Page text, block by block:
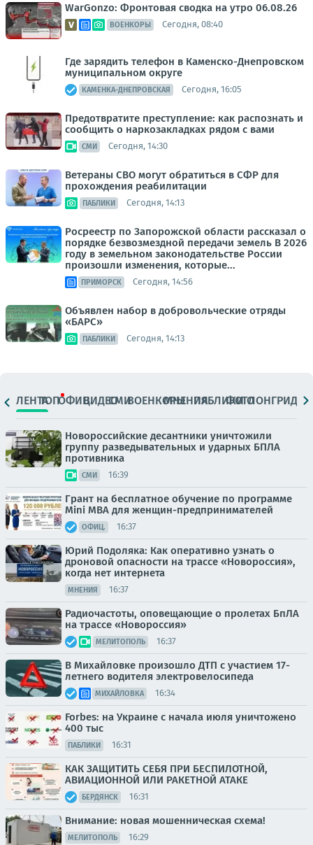
WarGonzo: Фронтовая сводка на утро 06.08.26
ВОЕНКОРЫ Сегодня, 08:40
Где зарядить телефон в Каменско-Днепровском
муниципальном округе
КАМЕНКА-ДНЕПРОВСКАЯ Сегодня, 16:05
Предотвратите преступление: как распознать и
сообщить о наркозакладках рядом с вами
СМИ Сегодня, 14:30
Ветераны СВО могут обратиться в СФР для
прохождения реабилитации
ПАБЛИКИ Сегодня, 14:13
Росреестр по Запорожской области рассказал о
порядке безвозмездной передачи земель В 2026
году в земельном законодательстве России
произошли изменения, которые...
ПРИМОРСК Сегодня, 14:56
Объявлен набор в добровольческие отряды
«БАРС»
ПАБЛИКИ Сегодня, 14:13
ЛЕНТАТОПОФИЦ.ВИДЕОСМИВОЕНКОРЫМНЕНИЯПАБЛИКИ
ФОТОЛОНГРИДЫ
Новороссийские десантники уничтожили
группу разведывательных и ударных БПЛА
противника
СМИ 16:39
Грант на бесплатное обучение по программе
Mini MBA для женщин-предпринимателей
ОФИЦ. 16:37
Юрий Подоляка: Как оперативно узнать о
дроновой опасности на трассе «Новороссия»,
когда нет интернета
МНЕНИЯ 16:37
Радиочастоты, оповещающие о пролетах БпЛА
на трассе «Новороссия»
МЕЛИТОПОЛЬ 16:37
В Михайловке произошло ДТП с участием 17-
летнего водителя электровелосипеда
МИХАЙЛОВКА 16:34
Forbes: на Украине с начала июля уничтожено
400 тыс
ПАБЛИКИ 16:31
КАК ЗАЩИТИТЬ СЕБЯ ПРИ БЕСПИЛОТНОЙ,
АВИАЦИОННОЙ ИЛИ РАКЕТНОЙ АТАКЕ
БЕРДЯНСК 16:31
Внимание: новая мошенническая схема!
МЕЛИТОПОЛЬ 16:29